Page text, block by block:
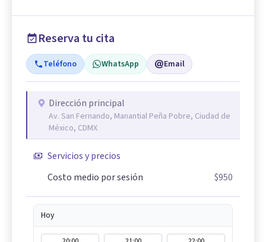
Reserva tu cita
Teléfono WhatsApp Email
Dirección principal
Av. San Fernando, Manantial Peña Pobre, Ciudad de
México, CDMX
Servicios y precios
Costo medio por sesión
$950
Hoy